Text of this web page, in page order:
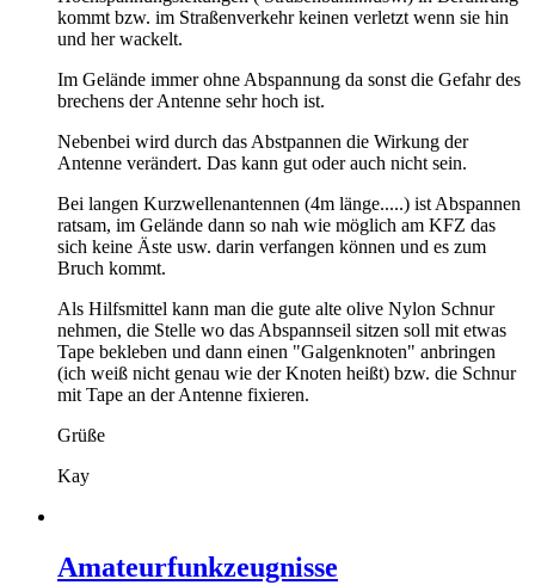
kommt bzw. im Straßenverkehr keinen verletzt wenn sie hin
und her wackelt.
Im Gelände immer ohne Abspannung da sonst die Gefahr des
brechens der Antenne sehr hoch ist.
Nebenbei wird durch das Abstpannen die Wirkung der
Antenne verändert. Das kann gut oder auch nicht sein.
Bei langen Kurzwellenantennen (4m länge.....) ist Abspannen
ratsam, im Gelände dann so nah wie möglich am KFZ das
sich keine Äste usw. darin verfangen können und es zum
Bruch kommt.
Als Hilfsmittel kann man die gute alte olive Nylon Schnur
nehmen, die Stelle wo das Abspannseil sitzen soll mit etwas
Tape bekleben und dann einen "Galgenknoten" anbringen
(ich weiß nicht genau wie der Knoten heißt) bzw. die Schnur
mit Tape an der Antenne fixieren.
Grüße
Kay
Amateurfunkzeugnisse